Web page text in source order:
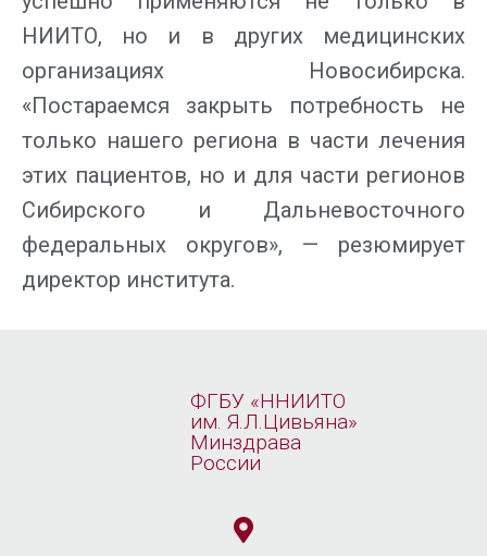
НИИТО, но и в других медицинских
организациях Новосибирска.
«Постараемся закрыть потребность не
только нашего региона в части лечения
этих пациентов, но и для части регионов
Сибирского и Дальневосточного
федеральных округов», — резюмирует
директор института.
ФГБУ «ННИИТО
им. Я.Л.Цивьяна»
Минздрава
России